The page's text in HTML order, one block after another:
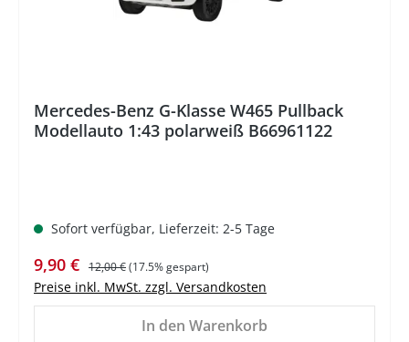
Mercedes-Benz G-Klasse W465 Pullback
Modellauto 1:43 polarweiß B66961122
Sofort verfügbar, Lieferzeit: 2-5 Tage
Verkaufspreis:
9,90 € Regulärer Preis:
12,00 €(17.5% gespart)
Preise inkl. MwSt. zzgl. Versandkosten
In den Warenkorb